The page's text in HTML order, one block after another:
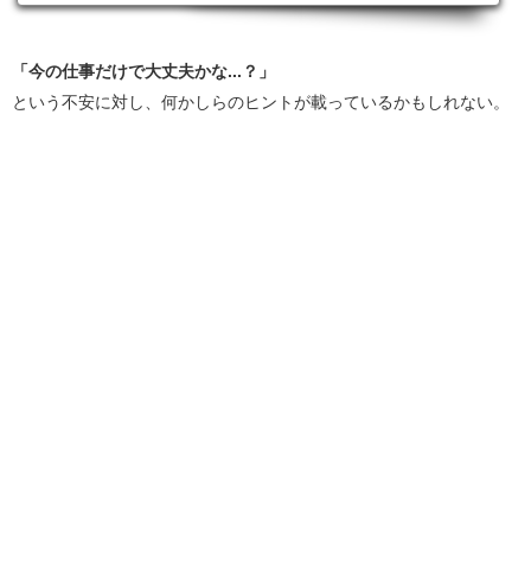
「今の仕事だけで大丈夫かな...？」
という不安に対し、何かしらのヒントが載っているかもしれない。